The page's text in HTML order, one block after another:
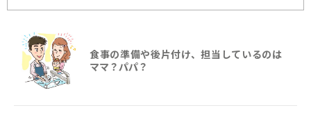
食事の準備や後片付け、担当しているのは
ママ？パパ？